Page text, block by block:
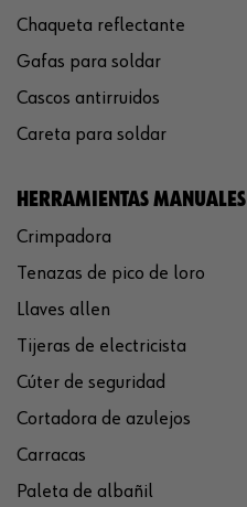
Chaqueta reflectante
Gafas para soldar
Cascos antirruidos
Careta para soldar
HERRAMIENTAS MANUALES
Crimpadora
Tenazas de pico de loro
Llaves allen
Tijeras de electricista
Cúter de seguridad
Cortadora de azulejos
Carracas
Paleta de albañil